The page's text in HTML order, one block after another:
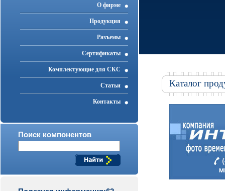
О фирме
Продукция
Разъемы
Cертификаты
Комплектующие для СКС
Статьи
Контакты
Поиск компонентов
Каталог